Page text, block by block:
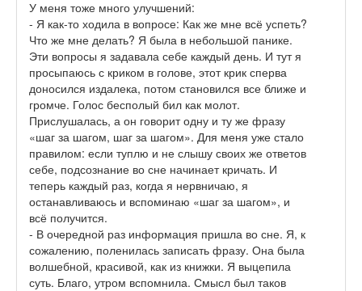
У меня тоже много улучшений:
- Я как-то ходила в вопросе: Как же мне всё успеть?
Что же мне делать? Я была в небольшой панике.
Эти вопросы я задавала себе каждый день. И тут я
просыпаюсь с криком в голове, этот крик сперва
доносился издалека, потом становился все ближе и
громче. Голос бесполый бил как молот.
Прислушалась, а он говорит одну и ту же фразу
«шаг за шагом, шаг за шагом». Для меня уже стало
правилом: если туплю и не слышу своих же ответов
себе, подсознание во сне начинает кричать. И
теперь каждый раз, когда я нервничаю, я
останавливаюсь и вспоминаю «шаг за шагом», и
всё получится.
- В очередной раз информация пришла во сне. Я, к
сожалению, поленилась записать фразу. Она была
волшебной, красивой, как из книжки. Я выцепила
суть. Благо, утром вспомнила. Смысл был таков